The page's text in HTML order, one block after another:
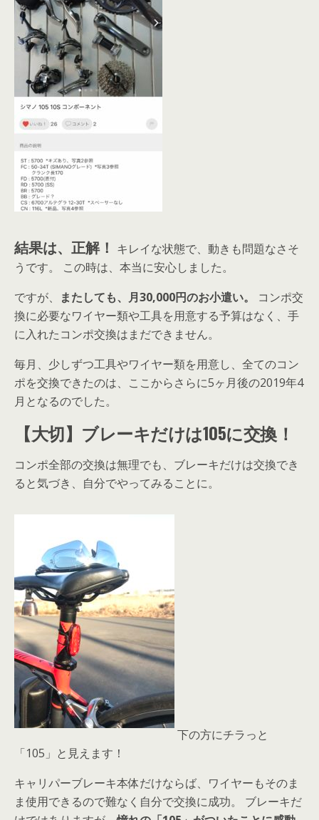
結果は、正解！ キレイな状態で、動きも問題なさそ
うです。 この時は、本当に安心しました。
ですが、
またしても、月30,000円のお小遣い。
コンポ交
換に必要なワイヤー類や工具を用意する予算はなく、手
に入れたコンポ交換はまだできません。
毎月、少しずつ工具やワイヤー類を用意し、全てのコン
ポを交換できたのは、ここからさらに5ヶ月後の2019年4
月となるのでした。
【大切】ブレーキだけは105に交換！
コンポ全部の交換は無理でも、ブレーキだけは交換でき
ると気づき、自分でやってみることに。
下の方にチラっと
「105」と見えます！
キャリパーブレーキ本体だけならば、ワイヤーもそのま
ま使用できるので難なく自分で交換に成功。 ブレーキだ